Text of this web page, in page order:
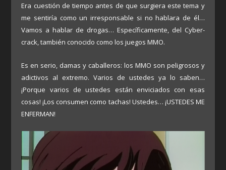
Era cuestión de tiempo antes de que surgiera este tema y
me sentiría como un irresponsable si no hablara de él…
Vamos a hablar de drogas… Específicamente, del Cyber-
crack, también conocido como los juegos MMO.
Es en serio, damas y caballeros: los MMO son peligrosos y
adictivos al extremo. Varios de ustedes ya lo saben…
¡Porque varios de ustedes están enviciados con esas
cosas! ¡Los consumen como tachas! Ustedes… ¡USTEDES ME
ENFERMAN!